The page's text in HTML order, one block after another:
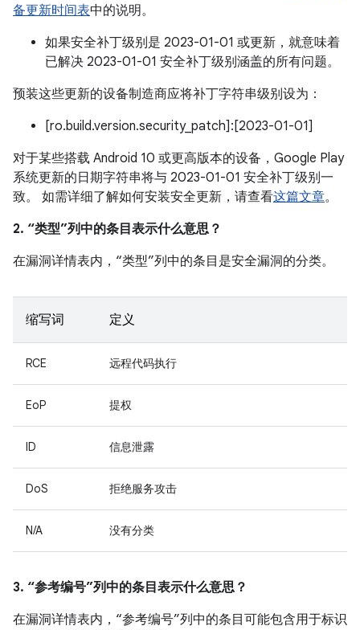
备更新时间表中的说明。
如果安全补丁级别是 2023-01-01 或更新，就意味着
已解决 2023-01-01 安全补丁级别涵盖的所有问题。
预装这些更新的设备制造商应将补丁字符串级别设为：
[ro.build.version.security_patch]:[2023-01-01]
对于某些搭载 Android 10 或更高版本的设备，Google Play
系统更新的日期字符串将与 2023-01-01 安全补丁级别一
致。 如需详细了解如何安装安全更新，请查看这篇文章。
2. “类型”列中的条目表示什么意思？
在漏洞详情表内，“类型”列中的条目是安全漏洞的分类。
缩写词 定义
RCE 远程代码执行
EoP 提权
ID 信息泄露
DoS 拒绝服务攻击
N/A 没有分类
3. “参考编号”列中的条目表示什么意思？
在漏洞详情表内，“参考编号”列中的条目可能包含用于标识